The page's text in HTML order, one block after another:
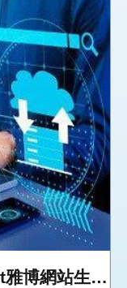
臺北市政府網站群導入Orbit雅博網站生態系